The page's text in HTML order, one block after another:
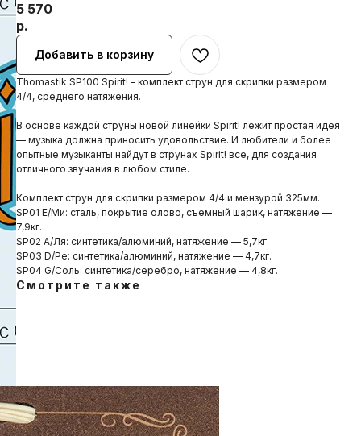
5 570
р.
Добавить в корзину
Thomastik SP100 Spirit! - комплект струн для скрипки размером
4/4, среднего натяжения.
В основе каждой струны новой линейки Spirit! лежит простая идея
— музыка должна приносить удовольствие. И любители и более
опытные музыканты найдут в струнах Spirit! все, для создания
отличного звучания в любом стиле.
Комплект струн для скрипки размером 4/4 и мензурой 325мм.
SP01 E/Ми: сталь, покрытие олово, съемный шарик, натяжение —
7,9кг.
SP02 А/Ля: синтетика/алюминий, натяжение — 5,7кг.
SP03 D/Ре: синтетика/алюминий, натяжение — 4,7кг.
SP04 G/Соль: синтетика/серебро, натяжение — 4,8кг.
Смотрите также